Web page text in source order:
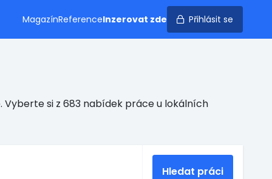
MagazínReferenceInzerovat zde Přihlásit se
si z 683 nabídek práce u lokálních
Hledat práci